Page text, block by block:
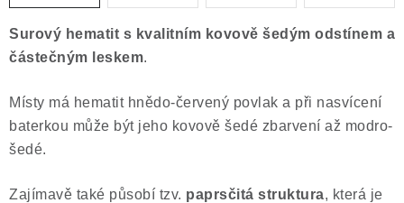
Ochrana osobních údajů
Formulář pro uplatnění reklamace
Formulář pro odstoupení od smlouvy
Surový hematit s kvalitním kovově šedým odstínem a
částečným leskem.
Místy má hematit hnědo-červený povlak a při nasvícení
baterkou může být jeho kovově šedé zbarvení až modro-
šedé.
Zajímavě také působí tzv. paprsčitá struktura, která je